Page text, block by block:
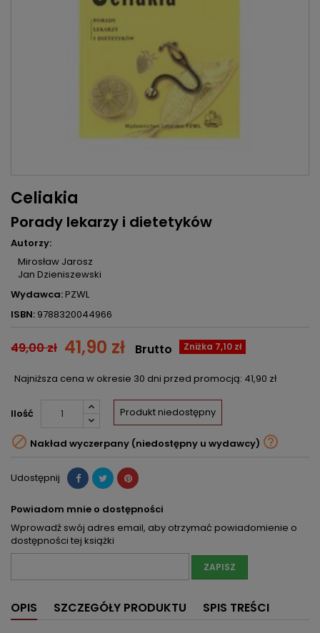
Celiakia
Porady lekarzy i dietetyków
Autorzy:
Mirosław Jarosz
Jan Dzieniszewski
Wydawca:PZWL
ISBN: 9788320044966
49,00 zł 41,90 zł Zniżka 7,10 zł
Brutto
Najniższa cena w okresie 30 dni przed promocją: 41,90 zł
Ilość Produkt niedostępny
 Nakład wyczerpany (niedostępny u wydawcy) 
Udostępnij
Powiadom mnie o dostępności
Wprowadź swój adres email, aby otrzymać powiadomienie o
dostępności tej książki
ZAPISZ
OPIS SZCZEGÓŁY PRODUKTU SPIS TREŚCI